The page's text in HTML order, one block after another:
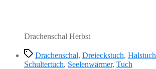
Drachenschal Herbst
Schlagwörter
Drachenschal, Dreieckstuch, Halstuch
Schultertuch, Seelenwärmer, Tuch